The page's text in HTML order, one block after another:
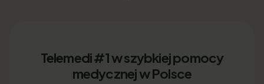
Telemedi #1 w szybkiej pomocy
medycznej w Polsce